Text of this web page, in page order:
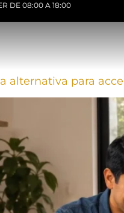
DE 08:00 A 18:00
alternativa para